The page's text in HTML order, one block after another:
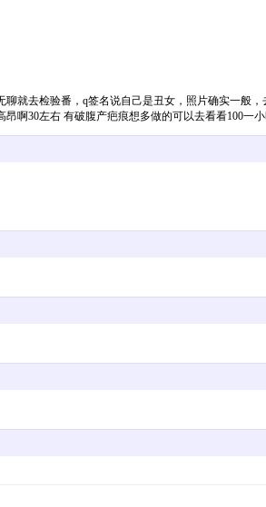
：泄火
番，q签名说自己是丑女，照片确实一般，去
啊30左右 有破腹产疤痕想多做的可以去看看100一小